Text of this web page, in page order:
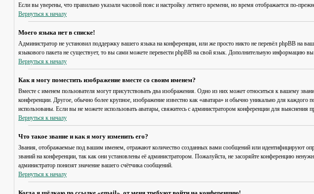
Если вы уверены, что правильно указали часовой пояс и настройку летнего времени, но время отображается по-
Вернуться к началу
Моего языка нет в списке!
Администратор не установил поддержку вашего языка на конференции, или же просто никто не перевёл phpBB на
языкового пакета не существует, то вы сами можете перевести phpBB на свой язык. Дополнительную информацию
Вернуться к началу
Как я могу поместить изображение вместе со своим именем?
Вместе с именем пользователя могут присутствовать два изображения. Одно из них может относиться к вашему
конференции. Другое, обычно более крупное, изображение известно как «аватара» и обычно уникально для каждого
использованы. Если вы не можете использовать аватары, свяжитесь с администратором конференции для выяснения
Вернуться к началу
Что такое звание и как я могу изменить его?
Звания, отображаемые под вашим именем, отражают количество созданных вами сообщений или идентифицируют
званий на конференции, так как они установлены её администратором. Пожалуйста, не засоряйте конференцию
администратор понизят значение вашего счётчика сообщений.
Вернуться к началу